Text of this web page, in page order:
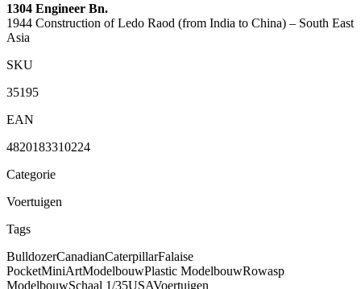
1304 Engineer Bn.
1944 Construction of Ledo Raod (from India to China) – South East
Asia
SKU
35195
EAN
4820183310224
Categorie
Voertuigen
Tags
BulldozerCanadianCaterpillarFalaise
PocketMiniArtModelbouwPlastic ModelbouwRowasp
ModelbouwSchaal 1/35USAVoertuigen